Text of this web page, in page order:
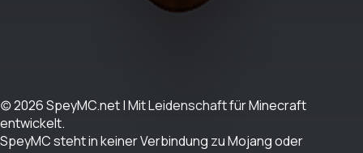
(c) 2026 SpeyMC.net | Mit Leidenschaft für Minecraft
entwickelt.
SpeyMC steht in keiner Verbindung zu Mojang oder